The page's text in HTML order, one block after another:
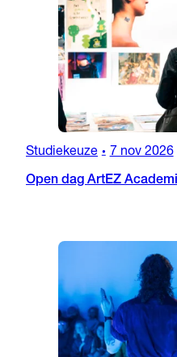
Studiekeuze • 7 nov 2026
Open dag ArtEZ